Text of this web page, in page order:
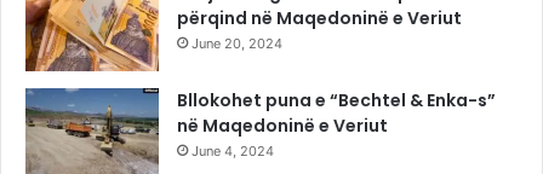
përqind në Maqedoninë e Veriut
June 20, 2024
Bllokohet puna e “Bechtel & Enka-s”
në Maqedoninë e Veriut
June 4, 2024